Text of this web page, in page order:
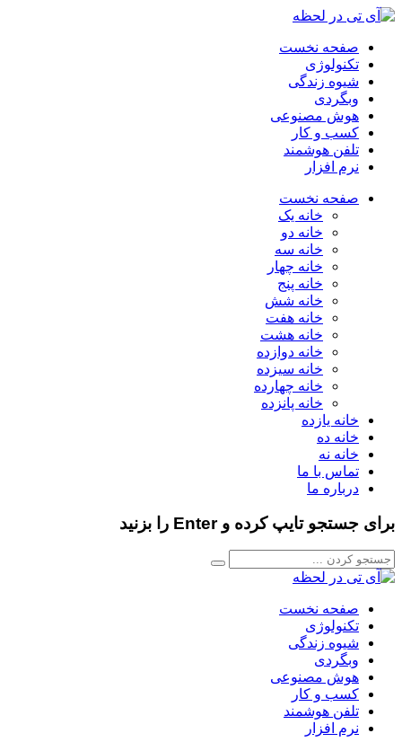
صفحه نخست
تکنولوژی
شیوه زندگی
وبگردی
هوش مصنوعی
کسب و کار
تلفن هوشمند
نرم افزار
صفحه نخست
خانه یک
خانه دو
خانه سه
خانه چهار
خانه پنج
خانه شش
خانه هفت
خانه هشت
خانه دوازده
خانه سیزده
خانه چهارده
خانه پانزده
خانه یازده
خانه ده
خانه نه
تماس با ما
درباره ما
برای جستجو تایپ کرده و Enter را بزنید
صفحه نخست
تکنولوژی
شیوه زندگی
وبگردی
هوش مصنوعی
کسب و کار
تلفن هوشمند
نرم افزار